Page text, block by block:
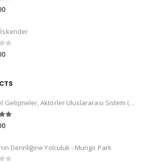
5
Küresel Gelişmeler, Aktörler Uluslararası Sistem (2022-2023)
Derinliğine Yolculuk - Mungo Park